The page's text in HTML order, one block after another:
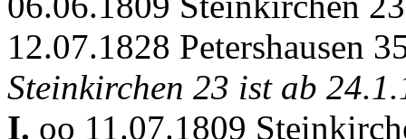
12.07.1828 Petershausen
Steinkirchen 23 ist ab
I. oo 11.07.1809